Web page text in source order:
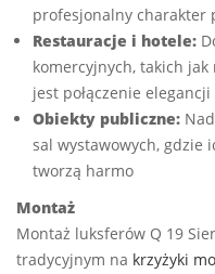
profesjonalny charakter
Restauracje i hotele:
komercyjnych, takich
jest połączenie
Obiekty publiczne:
sal wystawowych, gdzie
tworzą harmo
Montaż
Montaż luksferów Q 19
tradycyjnym na krzyżyki